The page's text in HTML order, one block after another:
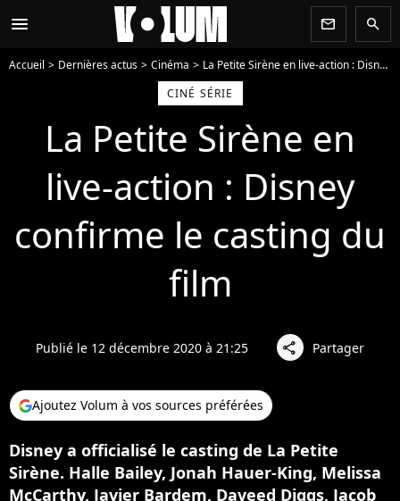
menu newsletter search
Accueil Dernières actus Cinéma
La Petite Sirène en live-action : Disney confirme le casting du film
CINÉ SÉRIE
La Petite Sirène en
live-action : Disney
confirme le casting du
film
Publié le 12 décembre 2020 à 21:25 share Partager
Ajoutez Volum à vos sources préférées
Disney a officialisé le casting de La Petite
Sirène. Halle Bailey, Jonah Hauer-King, Melissa
McCarthy, Javier Bardem, Daveed Diggs, Jacob